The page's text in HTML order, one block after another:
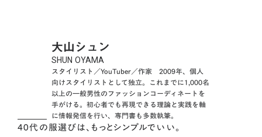
大山シュン
SHUN OYAMA
スタイリスト／YouTuber／作家 2009年、個人
向けスタイリストとして独立。これまでに1,000名
以上の一般男性のファッションコーディネートを
手がける。初心者でも再現できる理論と実践を軸
に情報発信を行い、専門書も多数執筆。
40代の服選びは、もっとシンプルでいい。